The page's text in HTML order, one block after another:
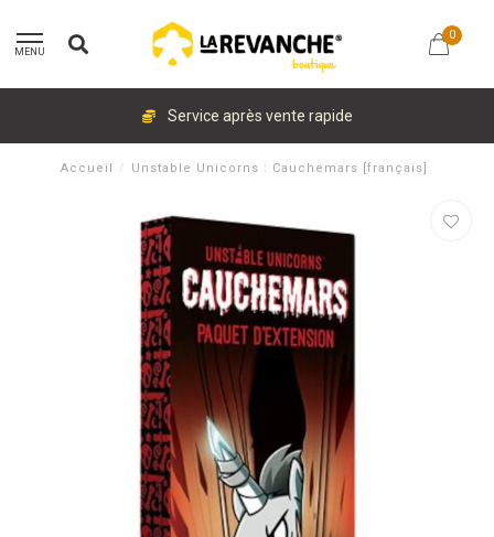
MENU
0
Service après vente rapide
Accueil / Unstable Unicorns : Cauchemars [français]